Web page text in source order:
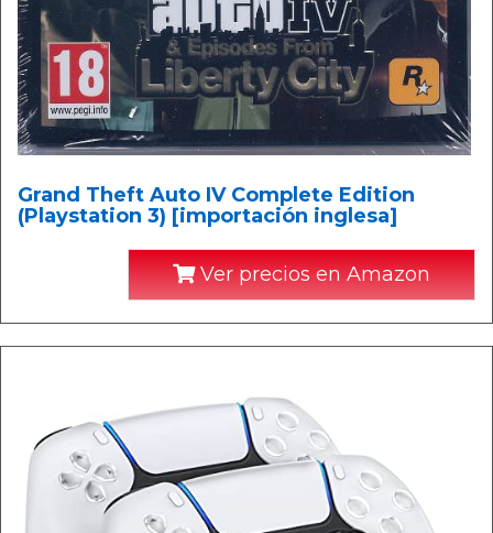
Grand Theft Auto IV Complete Edition
(Playstation 3) [importación inglesa]
Ver precios en Amazon